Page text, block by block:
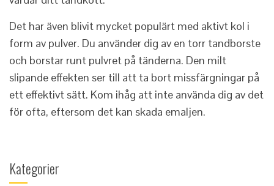
Det har även blivit mycket populärt med aktivt kol i
form av pulver. Du använder dig av en torr tandborste
och borstar runt pulvret på tänderna. Den milt
slipande effekten ser till att ta bort missfärgningar på
ett effektivt sätt. Kom ihåg att inte använda dig av det
för ofta, eftersom det kan skada emaljen.
Kategorier